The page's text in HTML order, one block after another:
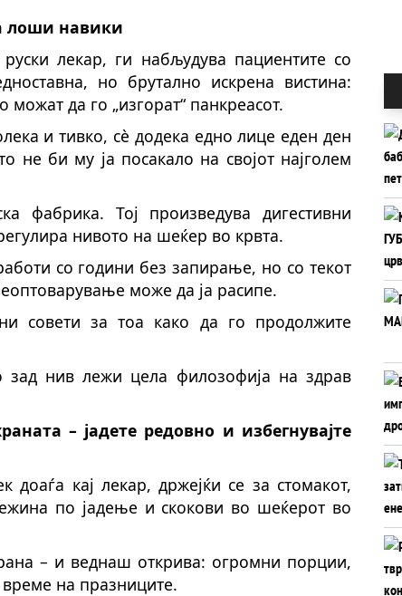
лоши навики
лекар, ги набљудува пациентите со
но брутално искрена вистина:
да го „изгорат“ панкреасот.
и тивко, сè додека едно лице еден ден
би му ја посакало на својот најголем
фабрика. Тој произведува дигестивни
нивото на шеќер во крвта.
со години без запирање, но со текот
може да ја расипе.
совети за тоа како да го продолжите
зад нив лежи цела филозофија на здрав
та – јадете редовно и избегнувајте
кај лекар, држејќи се за стомакот,
по јадење и скокови во шеќерот во
– и веднаш открива: огромни порции,
на празниците.